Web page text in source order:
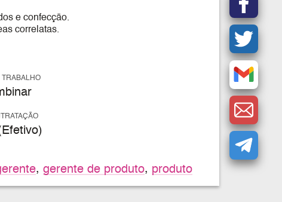
e confecção.
correlatas.
TRABALHO
, gerente de produto, produto